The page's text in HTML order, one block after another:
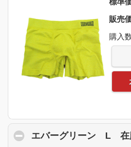
販売
購入
エバーグリーン L 在